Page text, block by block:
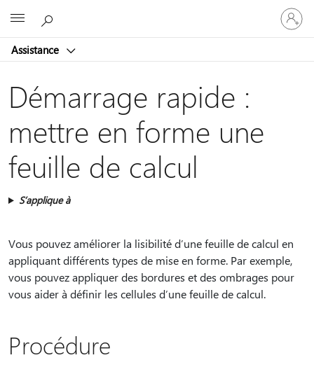
Assistance
vous
à
compte
Démarrage rapide :
mettre en forme une
feuille de calcul
S’applique à
Vous pouvez améliorer la lisibilité d’une feuille de calcul en
appliquant différents types de mise en forme. Par exemple,
vous pouvez appliquer des bordures et des ombrages pour
vous aider à définir les cellules d’une feuille de calcul.
Procédure